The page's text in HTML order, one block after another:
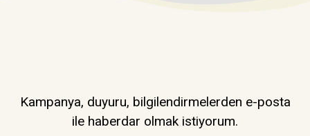
Kampanya, duyuru, bilgilendirmelerden e-posta
ile haberdar olmak istiyorum.